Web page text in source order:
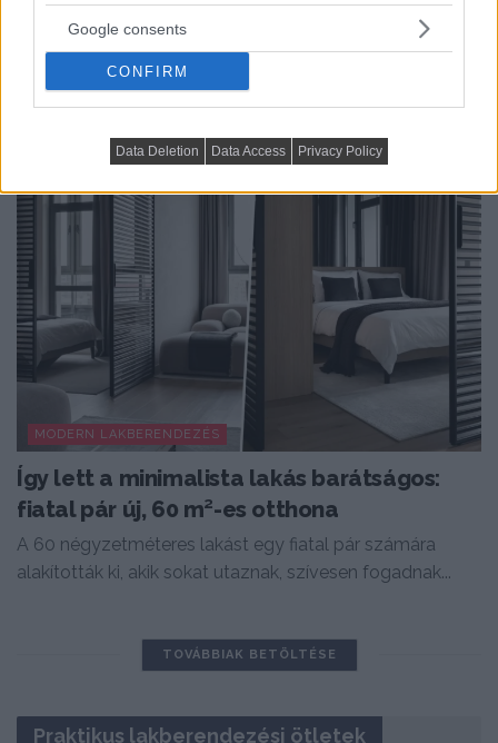
Google consents
CONFIRM
Data Deletion Data Access Privacy Policy
Az 52 négyzetméteres, kétszobás lakás enteriőrje a
„csendes luxus” szemléletét követi: minőségi
anyaghasználat, természetes árnyalatok...
MODERN LAKBERENDEZÉS
Így lett a minimalista lakás barátságos:
fiatal pár új, 60 m²-es otthona
A 60 négyzetméteres lakást egy fiatal pár számára
alakították ki, akik sokat utaznak, szívesen fogadnak...
TOVÁBBIAK BETÖLTÉSE
Praktikus lakberendezési ötletek